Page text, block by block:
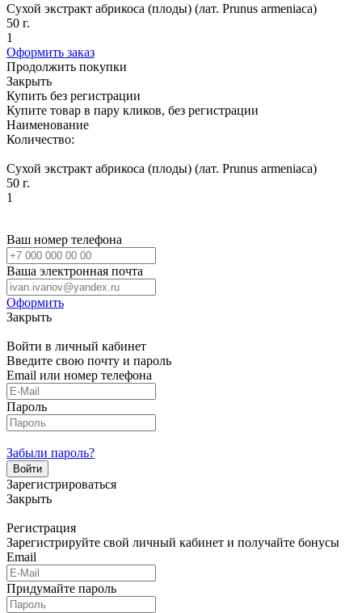
Сухой экстракт абрикоса (плоды) (лат. Prunus armeniaca)
50 г.
1
Оформить заказ
Продолжить покупки
Закрыть
Купить без регистрации
Купите товар в пару кликов, без регистрации
Наименование
Количество:
Сухой экстракт абрикоса (плоды) (лат. Prunus armeniaca)
50 г.
1
Ваш номер телефона
Ваша электронная почта
Оформить
Закрыть
Войти в личный кабинет
Введите свою почту и пароль
Email или номер телефона
Пароль
Забыли пароль?
Зарегистрироваться
Закрыть
Регистрация
Зарегистрируйте свой личный кабинет и получайте бонусы
Email
Придумайте пароль